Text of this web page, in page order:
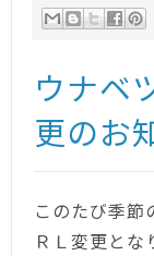
ウナベ
更のお
このたび季節
ＲＬ変更とな